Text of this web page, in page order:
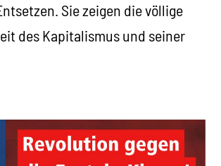
Sie zeigen die völlige
des Kapitalismus und seiner